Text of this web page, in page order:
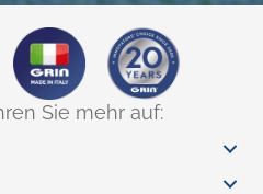
Sie mehr auf: